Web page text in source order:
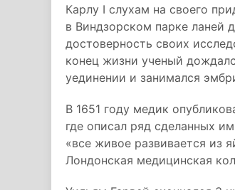
Карлу I слухам на своего
в Виндзорском парке ланей
достоверность своих
конец жизни ученый
уединении и занимался
В 1651 году медик
где описал ряд сделанных
«все живое развивается из
Лондонская медицинская